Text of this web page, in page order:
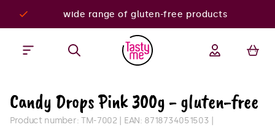
wide range of gluten-free products
Candy Drops Pink 300g - gluten-free
Product number: TM-7002 EAN: 8718734051503